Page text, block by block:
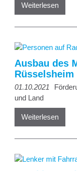
Weiterlesen
Ausbau des
01.10.2021
und Land
Weiterlesen